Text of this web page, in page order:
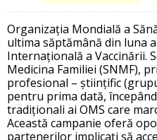
Organizația Mondială a
ultima săptămână din luna
Internațională a Vaccinării.
Medicina Familiei (SNMF),
profesional – științific
pentru prima dată,
tradiționali ai OMS care
Această campanie oferă
partenerilor implicați să